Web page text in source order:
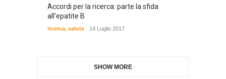
Accordi per la ricerca: parte la sfida
all’epatite B
ricerca, salute 14 Luglio 2017
SHOW MORE